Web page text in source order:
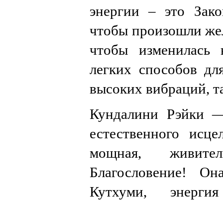
энергии – это
чтобы произошли
чтобы
легких способов
высоких вибраций,
Кундалини Рэйки
естественного
мощная,
Благословение!
Кутхуми,